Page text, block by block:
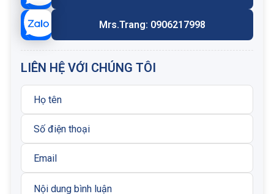
Mrs.Trang: 0906217998
LIÊN HỆ VỚI CHÚNG TÔI